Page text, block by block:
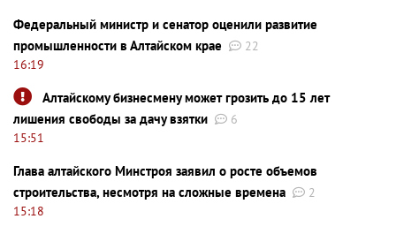
Федеральный министр и сенатор оценили развитие
промышленности в Алтайском крае
22
16:19
Алтайскому бизнесмену может грозить до 15 лет
лишения свободы за дачу взятки
6
15:51
Глава алтайского Минстроя заявил о росте объемов
строительства, несмотря на сложные времена
2
15:18